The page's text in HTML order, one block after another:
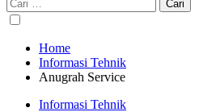
untuk:
Home
Informasi Tehnik
Anugrah Service
Informasi Tehnik